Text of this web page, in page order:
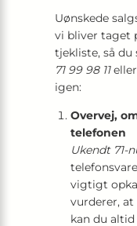
Uønskede
vi bliver taget
tjekliste, så
71 99 98 11eller
igen:
Overvej,
telefonen
Ukendt 71-
vigtigt
vurderer, at
kan du